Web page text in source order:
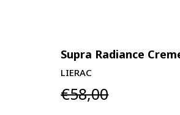
Supra Radiance
LIERAC
€58,00